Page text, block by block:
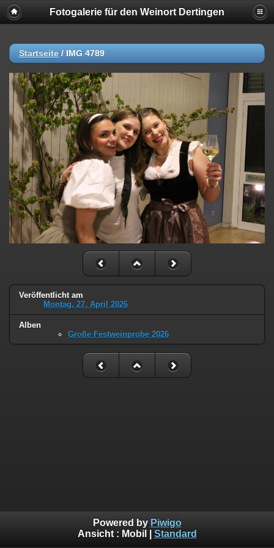
Fotogalerie für den Weinort Dertingen
Startseite / IMG 4789
Veröffentlicht am
Montag, 27. April 2026
Alben
Große Festweinprobe 2026
Powered by Piwigo
Ansicht : Mobil Standard